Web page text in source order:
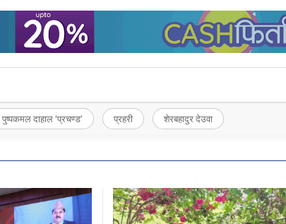
पुष्पकमल दाहाल ‘प्रचण्ड’ प्रहरी शेरबहादुर देउवा